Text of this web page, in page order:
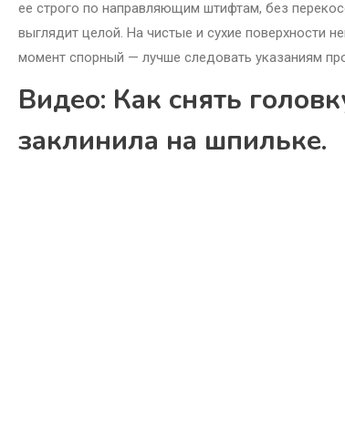
ее строго по направляющим штифтам, без
выглядит целой. На чистые и сухие поверхности
момент спорный — лучше следовать указаниям
Видео: Как снять
заклинила на шпильке.